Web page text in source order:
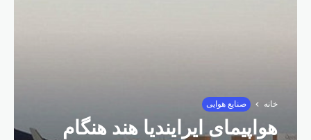
خانه صنایع هوایی
هواپیمای ایرایندیا هند هنگام